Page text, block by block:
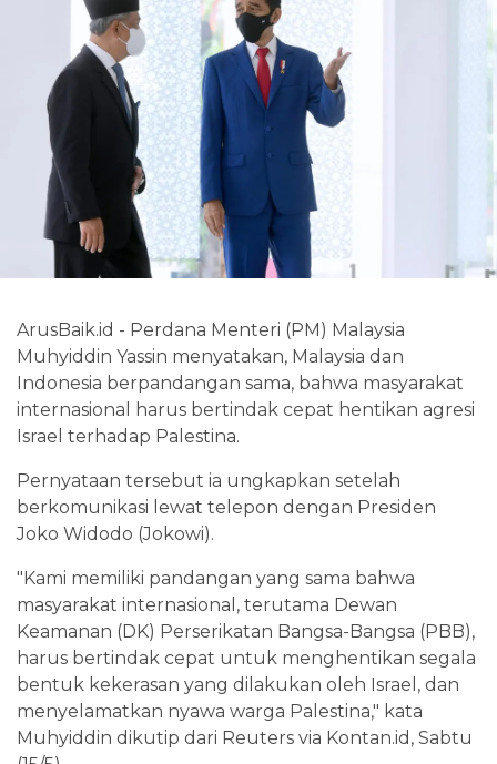
ArusBaik.id - Perdana Menteri (PM) Malaysia
Muhyiddin Yassin menyatakan, Malaysia dan
Indonesia berpandangan sama, bahwa masyarakat
internasional harus bertindak cepat hentikan agresi
Israel terhadap Palestina.
Pernyataan tersebut ia ungkapkan setelah
berkomunikasi lewat telepon dengan Presiden
Joko Widodo (Jokowi).
"Kami memiliki pandangan yang sama bahwa
masyarakat internasional, terutama Dewan
Keamanan (DK) Perserikatan Bangsa-Bangsa (PBB),
harus bertindak cepat untuk menghentikan segala
bentuk kekerasan yang dilakukan oleh Israel, dan
menyelamatkan nyawa warga Palestina," kata
Muhyiddin dikutip dari Reuters via Kontan.id, Sabtu